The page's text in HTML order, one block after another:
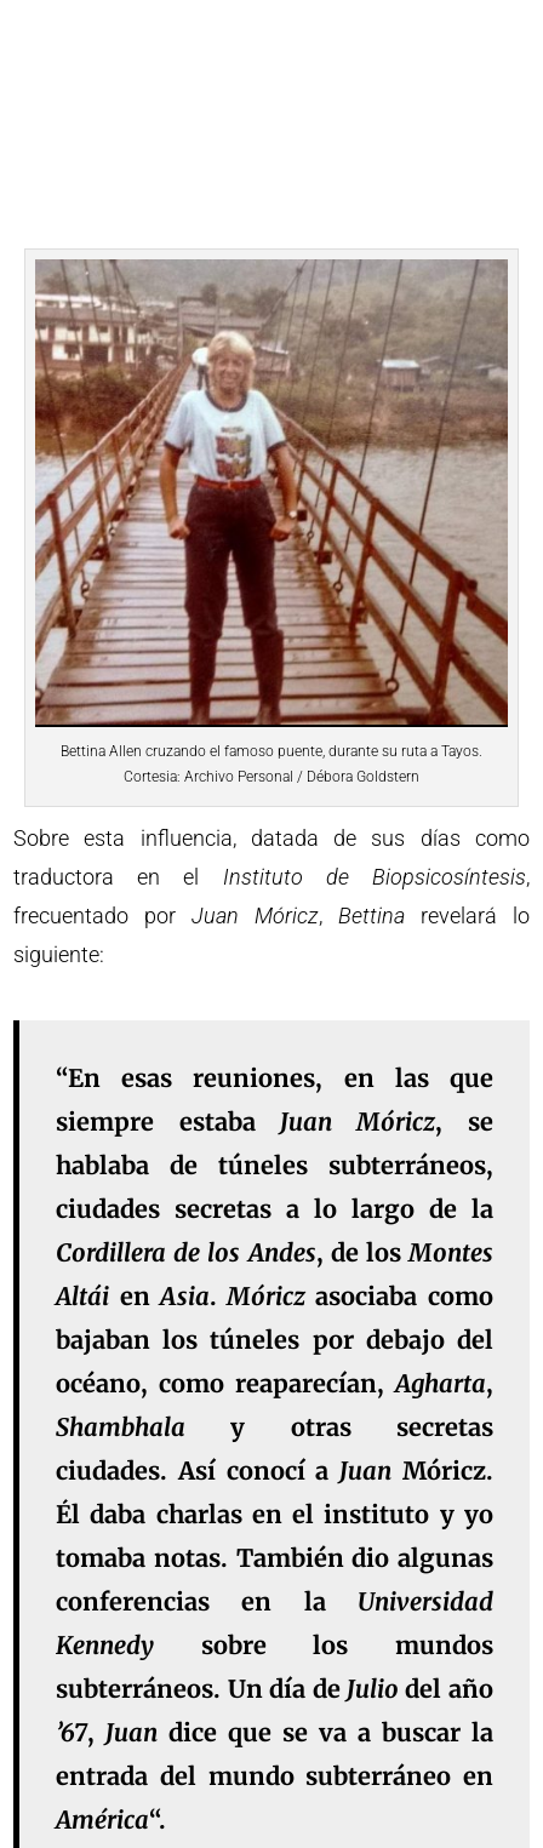
Bettina Allen cruzando el famoso puente, durante su ruta a Tayos.
Cortesia: Archivo Personal / Débora Goldstern
Sobre esta influencia, datada de sus días como
traductora en el Instituto de Biopsicosíntesis,
frecuentado porJuan Móricz, Bettinarevelará lo
siguiente:
“En esas reuniones, en las que
siempre estaba Juan Móricz, se
hablaba de túneles subterráneos,
ciudades secretas a lo largo de la
Cordillera de los Andes, de losMontes
Altái enAsia.Móriczasociaba como
bajaban los túneles por debajo del
océano, como reaparecían,Agharta,
Shambhala y otras secretas
ciudades. Así conocí a Juan Móricz.
Él daba charlas en el instituto y yo
tomaba notas. También dio algunas
conferencias en la Universidad
Kennedy sobre los mundos
subterráneos. Un día de Julio del año
’67, Juan dice que se va a buscar la
entrada del mundo subterráneo en
América“.